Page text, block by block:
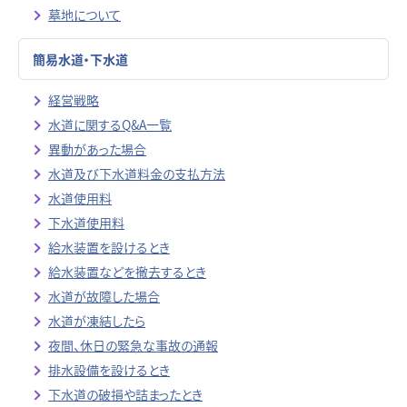
墓地について
簡易水道・下水道
経営戦略
水道に関するQ&A一覧
異動があった場合
水道及び下水道料金の支払方法
水道使用料
下水道使用料
給水装置を設けるとき
給水装置などを撤去するとき
水道が故障した場合
水道が凍結したら
夜間、休日の緊急な事故の通報
排水設備を設けるとき
下水道の破損や詰まったとき